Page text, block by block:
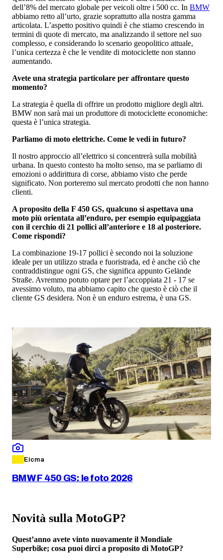
dell’8% del mercato globale per veicoli oltre i 500 cc. In BMW
abbiamo retto all’urto, grazie soprattutto alla nostra gamma
articolata. L’aspetto positivo quindi è che stiamo crescendo in
termini di quote di mercato, ma analizzando il settore nel suo
complesso, e considerando lo scenario geopolitico attuale,
l’unica certezza è che le vendite di motociclette non stanno
aumentando.
Avete una strategia particolare per affrontare questo
momento?
La strategia è quella di offrire un prodotto migliore degli altri.
BMW non sarà mai un produttore di motociclette economiche:
questa è l’unica strategia.
Parliamo di moto elettriche. Come le vedi in futuro?
Il nostro approccio all’elettrico si concentrerà sulla mobilità
urbana. In questo contesto ha molto senso, ma se parliamo di
emozioni o addirittura di corse, abbiamo visto che perde
significato. Non porteremo sul mercato prodotti che non hanno
clienti.
A proposito della F 450 GS, qualcuno si aspettava una
moto più orientata all’enduro, per esempio equipaggiata
con il cerchio di 21 pollici all’anteriore e 18 al posteriore.
Come rispondi?
La combinazione 19-17 pollici è secondo noi la soluzione
ideale per un utilizzo strada e fuoristrada, ed è anche ciò che
contraddistingue ogni GS, che significa appunto Gelände
Straße. Avremmo potuto optare per l’accoppiata 21 - 17 se
avessimo voluto, ma abbiamo capito che questo è ciò che il
cliente GS desidera. Non è un enduro estrema, è una GS.
Eicma
BMW F 450 GS: le foto 2026
Novità sulla MotoGP?
Quest’anno avete vinto nuovamente il Mondiale
Superbike; cosa puoi dirci a proposito di MotoGP?